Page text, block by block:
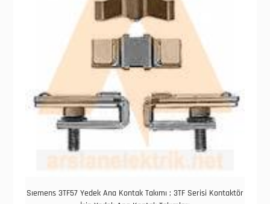
Sıemens 3TF57 Yedek Ana Kontak Takımı ; 3TF Serisi Kontaktör